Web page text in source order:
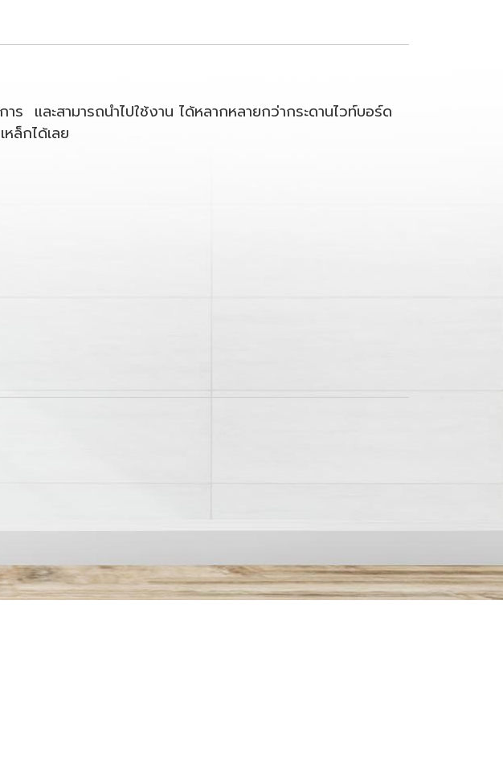
และสามารถนำไปใช้งาน ได้หลากหลายกว่ากระดานไวท์บอร์ด
ล็กได้เลย